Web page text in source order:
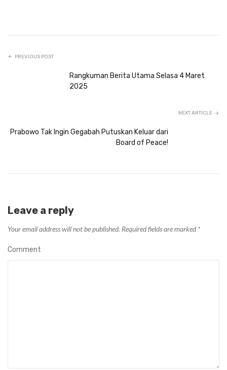
PREVIOUS POST
Rangkuman Berita Utama Selasa 4 Maret
2025
NEXT ARTICLE
Prabowo Tak Ingin Gegabah Putuskan Keluar dari
Board of Peace!
Leave a reply
Your email address will not be published. Required fields are marked *
Comment